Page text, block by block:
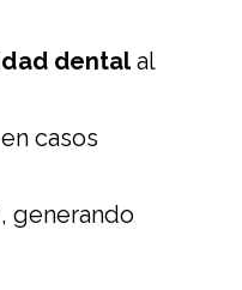
dentalal
casos
generando